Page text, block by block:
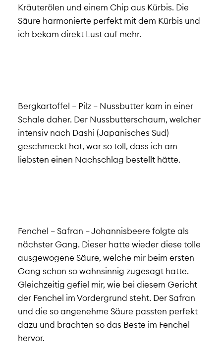
Kräuterölen und einem Chip aus Kürbis. Die
Säure harmonierte perfekt mit dem Kürbis und
ich bekam direkt Lust auf mehr.
Bergkartoffel – Pilz – Nussbutter kam in einer
Schale daher. Der Nussbutterschaum, welcher
intensiv nach Dashi (Japanisches Sud)
geschmeckt hat, war so toll, dass ich am
liebsten einen Nachschlag bestellt hätte.
Fenchel – Safran – Johannisbeere folgte als
nächster Gang. Dieser hatte wieder diese tolle
ausgewogene Säure, welche mir beim ersten
Gang schon so wahnsinnig zugesagt hatte.
Gleichzeitig gefiel mir, wie bei diesem Gericht
der Fenchel im Vordergrund steht. Der Safran
und die so angenehme Säure passten perfekt
dazu und brachten so das Beste im Fenchel
hervor.